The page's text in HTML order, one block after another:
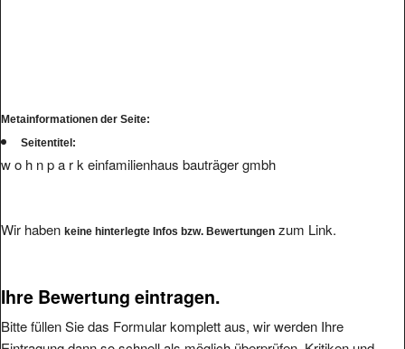
Metainformationen der Seite:
Seitentitel:
w o h n p a r k einfamilienhaus bauträger gmbh
Wir haben keine hinterlegte Infos bzw. Bewertungen zum Link.
Ihre Bewertung eintragen.
Bitte füllen Sie das Formular komplett aus, wir werden Ihre